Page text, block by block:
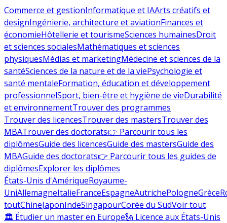
Commerce et gestionInformatique et IAArts créatifs et
designIngénierie, architecture et aviationFinances et
économieHôtellerie et tourismeSciences humainesDroit
et sciences socialesMathématiques et sciences
physiquesMédias et marketingMédecine et sciences de la
santéSciences de la nature et de la viePsychologie et
santé mentaleFormation, éducation et développement
professionnelSport, bien-être et hygiène de vieDurabilité
et environnementTrouver des programmes
Trouver des licencesTrouver des mastersTrouver des
MBATrouver des doctorats👉 Parcourir tous les
diplômesGuide des licencesGuide des mastersGuide des
MBAGuide des doctorats👉 Parcourir tous les guides de
diplômesExplorer les diplômes
États-Unis d'AmériqueRoyaume-
UniAllemagneItalieFranceEspagneAutrichePologneGrèce
toutChineJaponIndeSingapourCorée du SudVoir tout
🏛 Étudier un master en Europe🗽 Licence aux États-Unis